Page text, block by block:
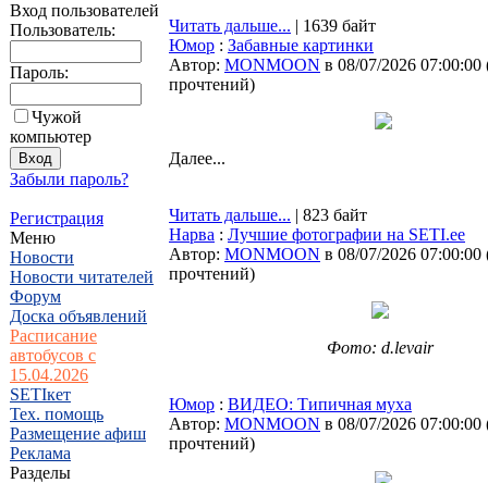
Вход пользователей
Пользователь:
Пароль:
Чужой
компьютер
Забыли пароль?
Регистрация
Меню
Новости
Новости читателей
Форум
Доска объявлений
Расписание
автобусов с
15.04.2026
SETIкет
Тех. помощь
Размещение афиш
Реклама
Разделы
Читать дальше... | 1639 байт
Юмор : Забавные картинки
Автор: MONMOON в 08/07/2026 07:00:00
прочтений)
Далее...
Читать дальше... | 823 байт
Нарва : Лучшие фотографии на SETI.ee
Автор: MONMOON в 08/07/2026 07:00:00
прочтений)
Фото: d.levair
Юмор : ВИДЕО: Типичная муха
Автор: MONMOON в 08/07/2026 07:00:00
прочтений)